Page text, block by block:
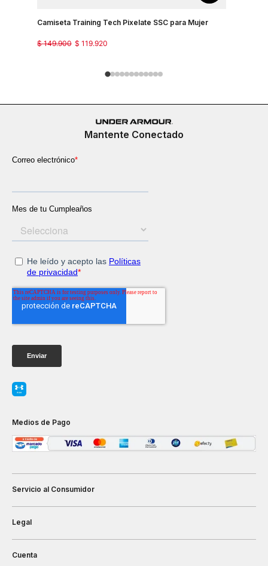
Camiseta Training Tech Pixelate SSC para Mujer
$ 119.920
$ 149.900
Mantente Conectado
Medios de Pago
Servicio al Consumidor
Legal
Cuenta